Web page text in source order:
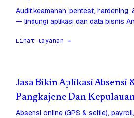
Audit keamanan, pentest, hardening,
— lindungi aplikasi dan data bisnis
Lihat layanan →
Jasa Bikin Aplikasi Absensi
Pangkajene Dan
Absensi online (GPS & selfie),